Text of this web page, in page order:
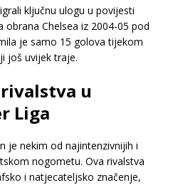
ključnu ulogu u povijesti
obrana Chelsea iz 2004-05 pod
je samo 15 golova tijekom
još uvijek traje.
u
Liga
je nekim od najintenzivnijih i
nogometu. Ova rivalstva
i natjecateljsko značenje,